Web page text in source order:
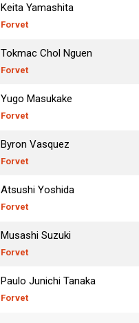
Keita Yamashita
Forvet
Tokmac Chol Nguen
Forvet
Yugo Masukake
Forvet
Byron Vasquez
Forvet
Atsushi Yoshida
Forvet
Musashi Suzuki
Forvet
Paulo Junichi Tanaka
Forvet